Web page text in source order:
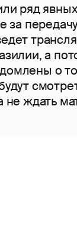
ряд
за
а
о
не ждать